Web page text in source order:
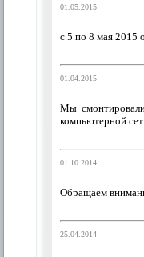
01.05.2015
с 5 по 8 мая 2015
01.04.2015
Мы
компьютерной
01.10.2014
Обращаем
25.04.2014